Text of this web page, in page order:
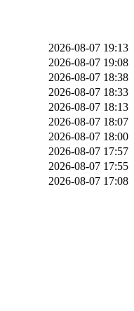
2026-08-07 19:13
2026-08-07 19:08
2026-08-07 18:38
2026-08-07 18:33
2026-08-07 18:13
2026-08-07 18:07
2026-08-07 18:00
2026-08-07 17:57
2026-08-07 17:55
2026-08-07 17:08